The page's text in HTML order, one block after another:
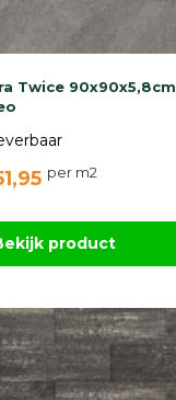
Twice 90x90x5,8cm
per m2
product